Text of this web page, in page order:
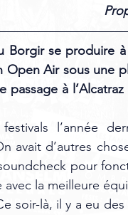
Borgir se produire
Open Air sous une
à
l’année
avait d’autres
pour
la meilleure
soir-là, il y a eu